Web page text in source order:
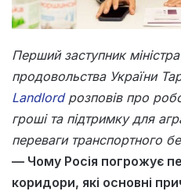
Перший заступник
продовольства України
Landlordрозповів про
гроші та підтримку для
переваги транспортного
— Чому Росія погрожує
коридори, які основні